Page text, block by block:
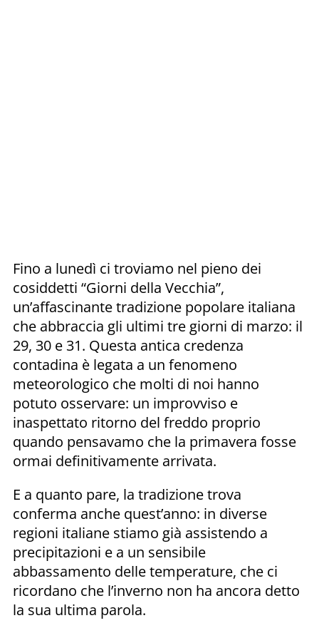
Fino a lunedì ci troviamo nel pieno dei
cosiddetti “Giorni della Vecchia”,
un’affascinante tradizione popolare italiana
che abbraccia gli ultimi tre giorni di marzo: il
29, 30 e 31. Questa antica credenza
contadina è legata a un fenomeno
meteorologico che molti di noi hanno
potuto osservare: un improvviso e
inaspettato ritorno del freddo proprio
quando pensavamo che la primavera fosse
ormai definitivamente arrivata.
E a quanto pare, la tradizione trova
conferma anche quest’anno: in diverse
regioni italiane stiamo già assistendo a
precipitazioni e a un sensibile
abbassamento delle temperature, che ci
ricordano che l’inverno non ha ancora detto
la sua ultima parola.